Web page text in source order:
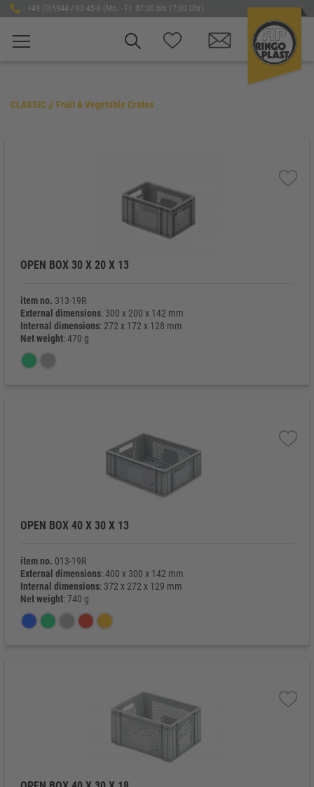
+49 (0)5944 / 93 45-0 (Mo. - Fr. 07:30 bis 17:00 Uhr)
CLASSIC // Fruit & Vegetable Crates
OPEN BOX 30 X 20 X 13
item no. 313-19R
External dimensions: 300 x 200 x 142 mm
Internal dimensions: 272 x 172 x 128 mm
Net weight: 470 g
OPEN BOX 40 X 30 X 13
item no. 013-19R
External dimensions: 400 x 300 x 142 mm
Internal dimensions: 372 x 272 x 129 mm
Net weight: 740 g